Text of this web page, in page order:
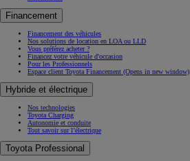
Financement
Financement des véhicules
Nos solutions de location en LOA ou LLD
Vous préférez acheter ?
Financez votre véhicule d'occasion
Pour les Professionnels
Espace client Toyota Financement (Opens in new window)
Hybride et électrique
Nos technologies
Toyota Charging
Autonomie et conduite
Tout savoir sur l’électrique
Toyota Professional